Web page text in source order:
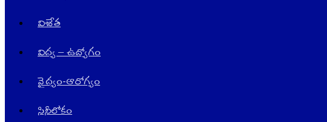
విజేత
విద్య – ఉద్యోగం
వైద్యం-ఆరోగ్యం
సినీలోకం